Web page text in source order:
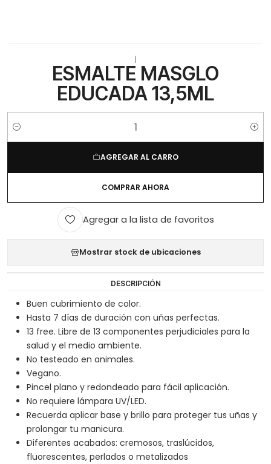
ESMALTE MASGLO
EDUCADA 13,5ML
Cantidad
AGREGAR AL CARRO
COMPRAR AHORA
Agregar a la lista de favoritos
Mostrar stock de ubicaciones
DESCRIPCIÓN
Buen cubrimiento de color.
Hasta 7 días de duración con uñas perfectas.
13 free. Libre de 13 componentes perjudiciales para la
salud y el medio ambiente.
No testeado en animales.
Vegano.
Pincel plano y redondeado para fácil aplicación.
No requiere lámpara UV/LED.
Recuerda aplicar base y brillo para proteger tus uñas y
prolongar tu manicura.
Diferentes acabados: cremosos, traslúcidos,
fluorescentes, perlados o metalizados